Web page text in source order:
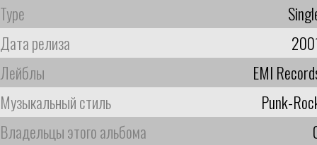
Type
Дата релиза
Лейблы
EMI
Музыкальный стиль
Punk-
Владельцы этого альбома